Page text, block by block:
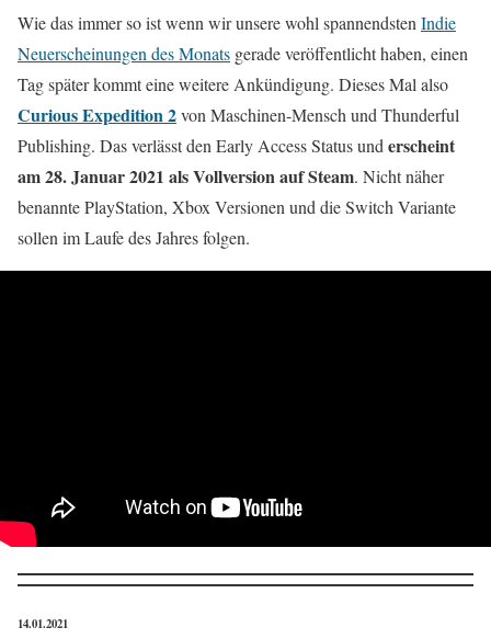
Wie das immer so ist wenn wir unsere wohl spannendstenIndie
Neuerscheinungen des Monats gerade veröffentlicht haben, einen
Tag später kommt eine weitere Ankündigung. Dieses Mal also
Curious Expedition 2von Maschinen-Mensch und Thunderful
Publishing. Das verlässt den Early Access Status underscheint
am 28. Januar 2021 als Vollversion auf Steam. Nicht näher
benannte PlayStation, Xbox Versionen und die Switch Variante
sollen im Laufe des Jahres folgen.
14.01.2021